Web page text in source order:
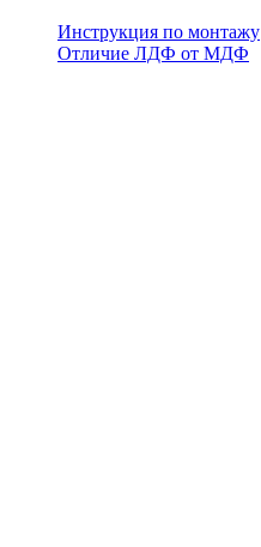
Инструкция по монтажу
Отличие ЛДФ от МДФ